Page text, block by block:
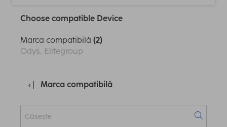
Choose compatible Device
Marca compatibilă (2)
Odys, Elitegroup
Marca compatibilă